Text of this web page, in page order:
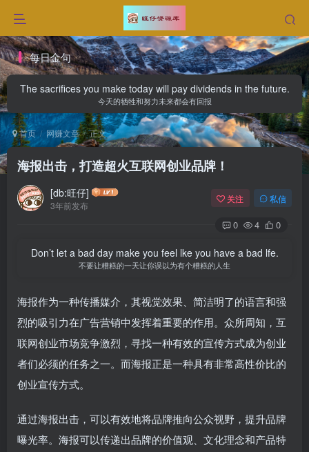
每日金句
The sacrifices you make today will pay dividends in the future.
今天的牺牲和努力未来都会有回报
首页 网赚文章 正文
海报出击，打造超火互联网创业品牌！
[db:旺仔]
3年前发布
关注 私信
0 4 0
Don’t let a bad day make you feel lke you have a bad lfe.
不要让糟糕的一天让你误以为有个糟糕的人生
海报作为一种传播媒介，其视觉效果、简洁明了的语言和强
烈的吸引力在广告营销中发挥着重要的作用。众所周知，互
联网创业市场竞争激烈，寻找一种有效的宣传方式成为创业
者们必须的任务之一。而海报正是一种具有非常高性价比的
创业宣传方式。
通过海报出击，可以有效地将品牌推向公众视野，提升品牌
曝光率。海报可以传递出品牌的价值观、文化理念和产品特